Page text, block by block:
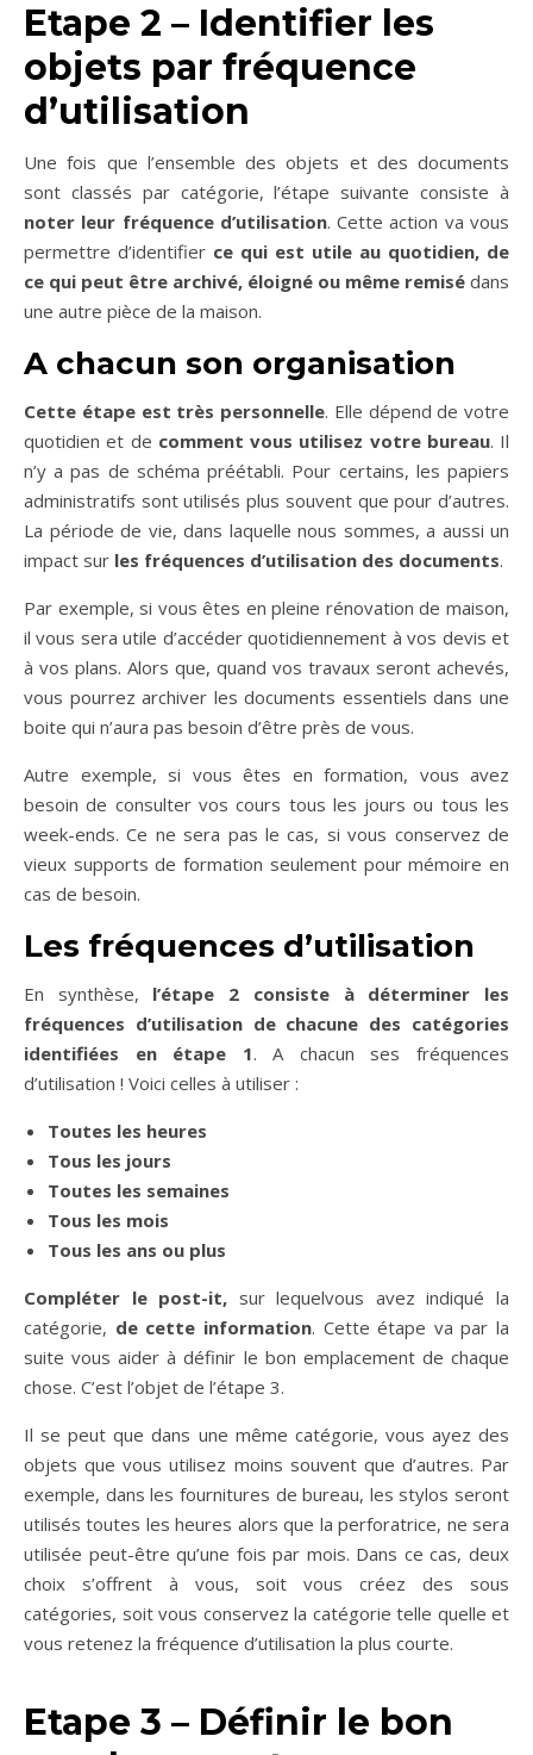
Etape 2 – Identifier les
objets par fréquence
d’utilisation
Une fois que l’ensemble des objets et des documents
sont classés par catégorie, l’étape suivante consiste à
noter leur fréquence d’utilisation. Cette action va vous
permettre d’identifier ce qui est utile au quotidien, de
ce qui peut être archivé, éloigné ou même remisé dans
une autre pièce de la maison.
A chacun son organisation
Cette étape est très personnelle. Elle dépend de votre
quotidien et de comment vous utilisez votre bureau. Il
n’y a pas de schéma préétabli. Pour certains, les papiers
administratifs sont utilisés plus souvent que pour d’autres.
La période de vie, dans laquelle nous sommes, a aussi un
impact sur les fréquences d’utilisation des documents.
Par exemple, si vous êtes en pleine rénovation de maison,
il vous sera utile d’accéder quotidiennement à vos devis et
à vos plans. Alors que, quand vos travaux seront achevés,
vous pourrez archiver les documents essentiels dans une
boite qui n’aura pas besoin d’être près de vous.
Autre exemple, si vous êtes en formation, vous avez
besoin de consulter vos cours tous les jours ou tous les
week-ends. Ce ne sera pas le cas, si vous conservez de
vieux supports de formation seulement pour mémoire en
cas de besoin.
Les fréquences d’utilisation
En synthèse, l’étape 2 consiste à
déterminer les
fréquences d’utilisation de chacune des catégories
identifiées en étape 1. A chacun ses fréquences
d’utilisation ! Voici celles à utiliser :
Toutes les heures
Tous les jours
Toutes les semaines
Tous les mois
Tous les ans ou plus
Compléter le post-it, sur lequelvous avez indiqué la
catégorie, de cette information. Cette étape va par la
suite vous aider à définir le bon emplacement de chaque
chose. C’est l’objet de l’étape 3.
Il se peut que dans une même catégorie, vous ayez des
objets que vous utilisez moins souvent que d’autres. Par
exemple, dans les fournitures de bureau, les stylos seront
utilisés toutes les heures alors que la perforatrice, ne sera
utilisée peut-être qu’une fois par mois. Dans ce cas, deux
choix s’offrent à vous, soit vous créez des sous
catégories, soit vous conservez la catégorie telle quelle et
vous retenez la fréquence d’utilisation la plus courte.
Etape 3 – Définir le bon